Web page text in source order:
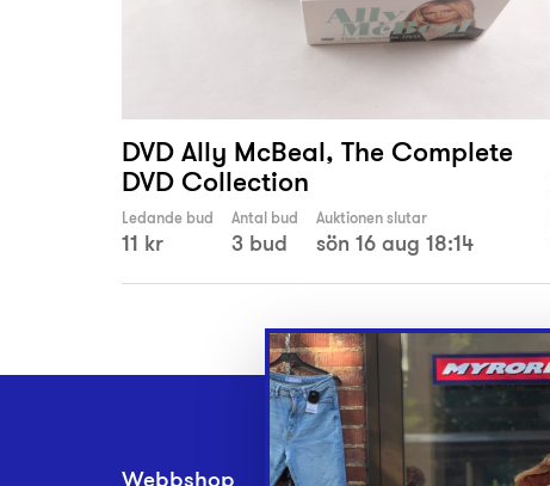
DVD Ally McBeal, The Complete
DVD Collection
Ledande bud
11 kr
Antal bud
3 bud
Auktionen slutar
sön 16 aug 18:14